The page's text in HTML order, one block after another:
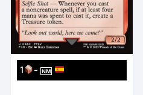
1 -NM